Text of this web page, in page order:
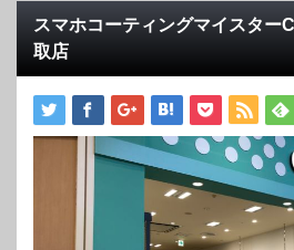
スマホコーティングマイスター
取店